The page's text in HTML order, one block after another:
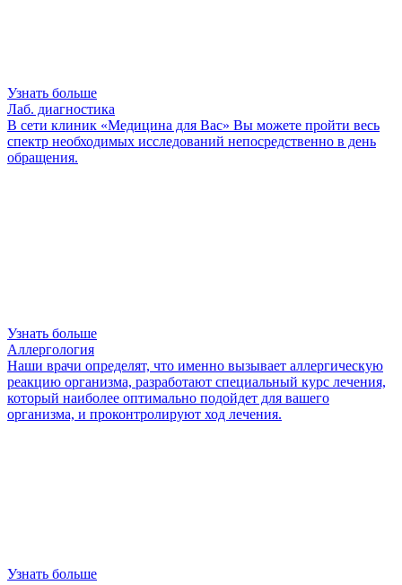
Узнать больше
Лаб. диагностика
В сети клиник «Медицина для Вас» Вы можете пройти весь
спектр необходимых исследований непосредственно в день
обращения.
Узнать больше
Аллергология
Наши врачи определят, что именно вызывает аллергическую
реакцию организма, разработают специальный курс лечения,
который наиболее оптимально подойдет для вашего
организма, и проконтролируют ход лечения.
Узнать больше